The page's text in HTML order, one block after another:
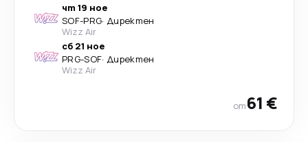
чт 19 ное
SOF-PRG· Директен
Wizz Air
сб 21 ное
PRG-SOF· Директен
Wizz Air
от61 €